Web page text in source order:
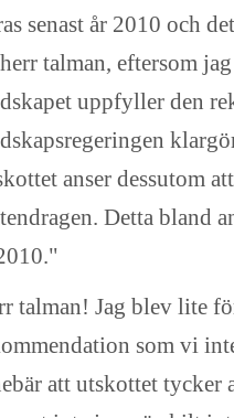
senast år 2010 och
talman, eftersom
uppfyller den
anser dessutom
Detta bland
talman! Jag blev lite
som vi
att utskottet tycker